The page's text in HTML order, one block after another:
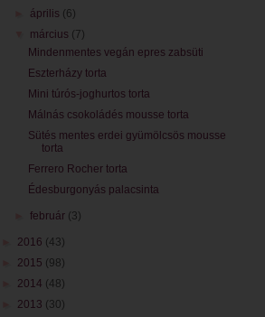
április (6)
március (7)
Mindenmentes vegán epres zabsüti
Eszterházy torta
Mini túrós-joghurtos torta
Málnás csokoládés mousse torta
Sütés mentes erdei gyümölcsös mousse
torta
Ferrero Rocher torta
Édesburgonyás palacsinta
►február (3)
2016 (43)
2015 (98)
2014 (48)
2013 (30)